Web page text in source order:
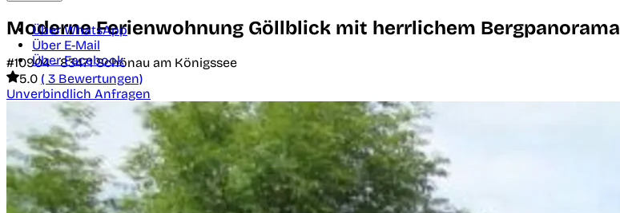
Über WhatsApp
Über E-Mail
Über Facebook
Moderne Ferienwohnung Göllblick mit herrlichem Bergpanorama
#10904 -83471Schönau am Königssee
5.0 ( 3 Bewertungen)
Unverbindlich Anfragen